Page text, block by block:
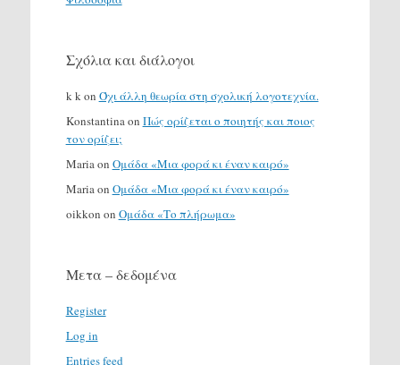
Σχόλια και διάλογοι
k kon Όχι άλλη θεωρία στη σχολική λογοτεχνία.
Konstantinaon Πώς ορίζεται ο ποιητής και ποιος
τον ορίζει;
Mariaon Ομάδα «Μια φορά κι έναν καιρό»
Mariaon Ομάδα «Μια φορά κι έναν καιρό»
oikkon on Ομάδα «Το πλήρωμα»
Μετα – δεδομένα
Register
Log in
Entries feed